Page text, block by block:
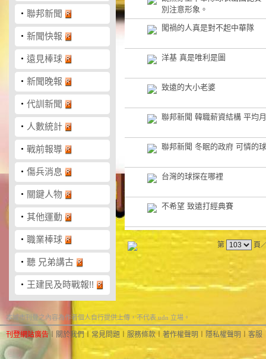
‧ 聯邦新聞
‧ 新聞快報
‧ 遠見棒球
‧ 新聞晚報
‧ 代訓新聞
‧ 人數統計
‧ 戰前報導
‧ 傷兵消息
‧ 關鍵人物
‧ 其他運動
‧ 職業棒球
‧ 聽 兄弟講古
‧ 王建民及時戰報!!
別注意形象。
闖禍的人真是對不起中華隊
洋基 真是唯利是圖
致遠的大小老婆
聯邦新聞 韓職薪資結構 平均
聯邦新聞 冬眠的政府 可憐的
台灣的球探在哪裡
不希望 致遠打經典賽
第 頁
本城市刊登之內容為作者個人自行提供上傳，不代表 udn 立場。
刊登網站廣告 關於我們 常見問題 服務條款 著作權聲明 隱私權聲明 客服